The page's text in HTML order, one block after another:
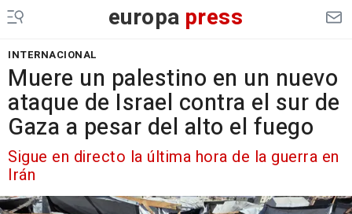
europa press
INTERNACIONAL
Muere un palestino en un nuevo
ataque de Israel contra el sur de
Gaza a pesar del alto el fuego
Sigue en directo la última hora de la guerra en
Irán